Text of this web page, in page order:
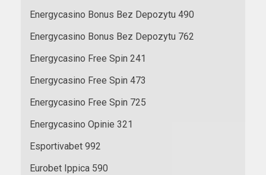
Energycasino Bonus Bez Depozytu 490
Energycasino Bonus Bez Depozytu 762
Energycasino Free Spin 241
Energycasino Free Spin 473
Energycasino Free Spin 725
Energycasino Opinie 321
Esportivabet 992
Eurobet Ippica 590